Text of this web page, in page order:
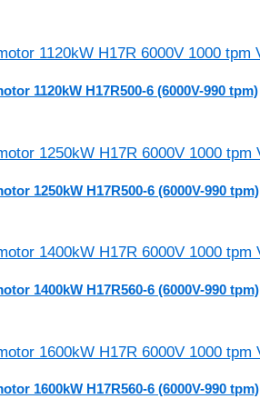
1120kW H17R500-6 (6000V-990 tpm)
1250kW H17R500-6 (6000V-990 tpm)
1400kW H17R560-6 (6000V-990 tpm)
1600kW H17R560-6 (6000V-990 tpm)